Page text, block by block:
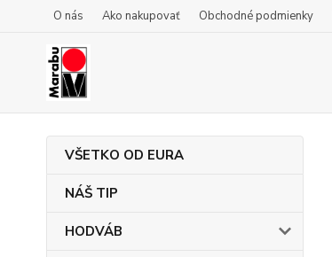
O nás Ako nakupovať Obchodné podmienky
VŠETKO OD EURA
NÁŠ TIP
HODVÁB